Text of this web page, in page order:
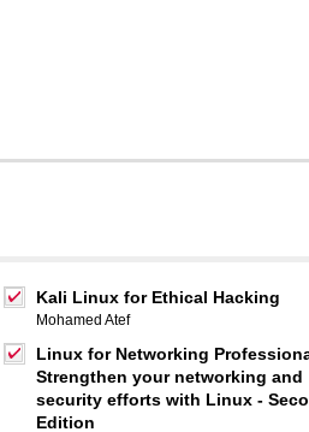
Kali Linux for Ethical Hacking
Mohamed Atef
Linux for Networking
Strengthen your networking and
security efforts with Linux -
Edition